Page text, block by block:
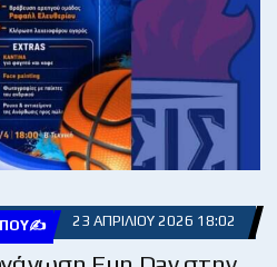
23 ΑΠΡΙΛΊΟΥ 2026 18:02